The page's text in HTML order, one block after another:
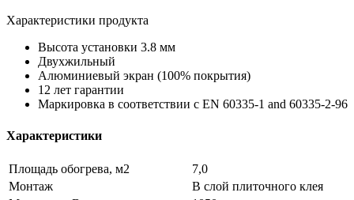
Характеристики продукта
Высота установки 3.8 мм
Двухжильный
Алюминиевый экран (100% покрытия)
12 лет гарантии
Маркировка в соответствии с EN 60335-1 and 60335-2-96
Характеристики
Площадь обогрева, м2
7,0
Монтаж
В слой плиточного клея